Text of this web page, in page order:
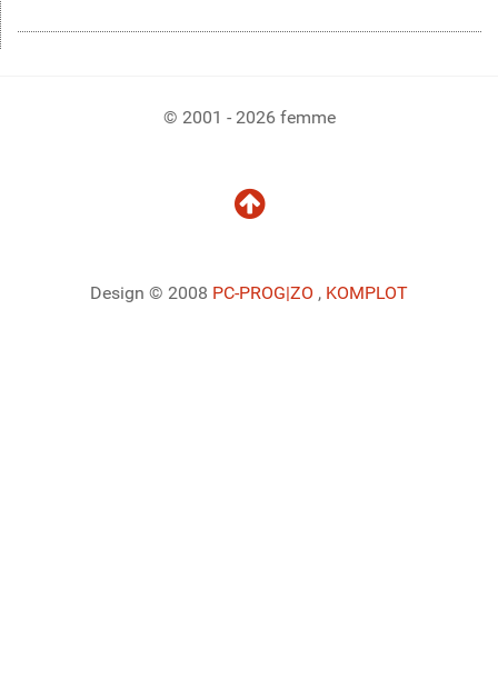
© 2001 - 2026 femme
Design © 2008 PC-PROG|ZO , KOMPLOT